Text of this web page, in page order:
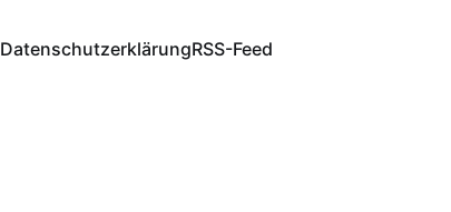
DatenschutzerklärungRSS-Feed